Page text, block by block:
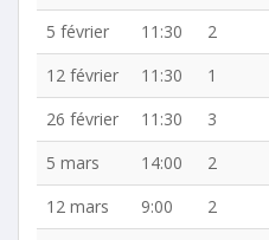
5 février 11:30 2
12 février 11:30 1
26 février 11:30 3
5 mars 14:00 2
12 mars 9:00 2